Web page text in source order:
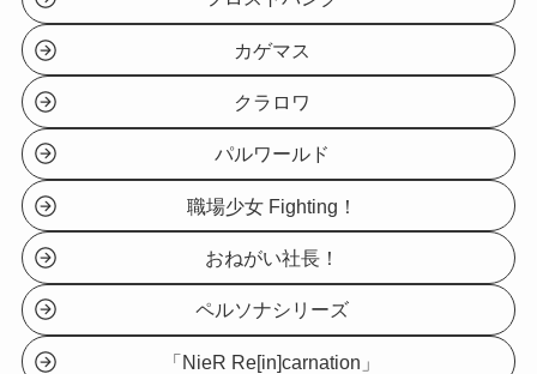
カゲマス
クラロワ
パルワールド
職場少女 Fighting！
おねがい社長！
ペルソナシリーズ
「NieR Re[in]carnation」